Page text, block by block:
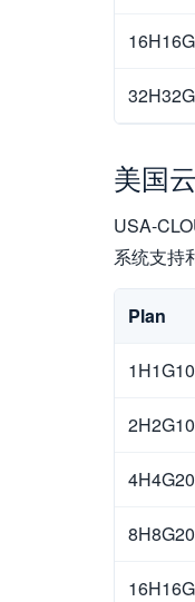
美国
USA-
系统支持
Plan